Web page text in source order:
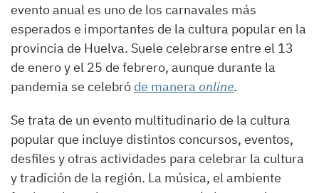
evento anual es uno de los carnavales más
esperados e importantes de la cultura popular en la
provincia de Huelva. Suele celebrarse entre el 13
de enero y el 25 de febrero, aunque durante la
pandemia se celebró de manera online.
Se trata de un evento multitudinario de la cultura
popular que incluye distintos concursos, eventos,
desfiles y otras actividades para celebrar la cultura
y tradición de la región. La música, el ambiente